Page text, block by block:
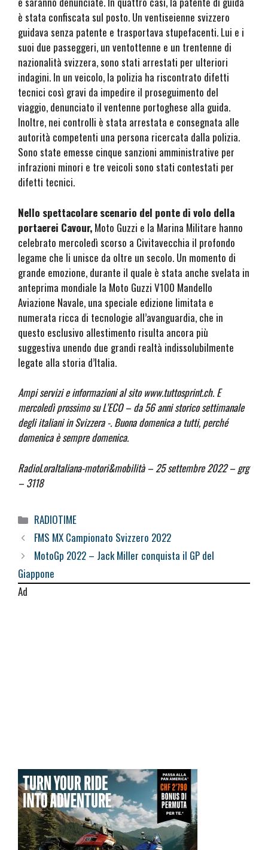
è stata confiscata sul posto. Un ventiseienne svizzero
guidava senza patente e trasportava stupefacenti. Lui e i
suoi due passeggeri, un ventottenne e un trentenne di
nazionalità svizzera, sono stati arrestati per ulteriori
indagini. In un veicolo, la polizia ha riscontrato difetti
tecnici così gravi da impedire il proseguimento del
viaggio, denunciato il ventenne portoghese alla guida.
Inoltre, nei controlli è stata arrestata e consegnata alle
autorità competenti una persona ricercata dalla polizia.
Sono state emesse cinque sanzioni amministrative per
infrazioni minori e tre veicoli sono stati contestati per
difetti tecnici.
Nello spettacolare scenario del ponte di volo della
portaerei Cavour, Moto Guzzi e la Marina Militare hanno
celebrato mercoledì scorso a Civitavecchia il profondo
legame che li unisce da oltre un secolo. Un momento di
grande emozione, durante il quale è stata anche svelata in
anteprima mondiale la Moto Guzzi V100 Mandello
Aviazione Navale, una speciale edizione limitata e
numerata ricca di tecnologie all’avanguardia, che in
questo esclusivo allestimento risulta ancora più
suggestiva unendo due grandi realtà indissolubilmente
legate alla storia d’Italia.
Ampi servizi e informazioni al sito www.tuttosprint.ch. E
mercoledì prossimo su L’ECO – da 56 anni storico settimanale
degli italiani in Svizzera -. Buona domenica a tutti, perché
domenica è sempre domenica.
RadioLoraItaliana-motori&mobilità – 25 settembre 2022 – grg
– 3118
Categorie
RADIOTIME
FMS MX Campionato Svizzero 2022
MotoGp 2022 – Jack Miller conquista il GP del
Giappone
Ad